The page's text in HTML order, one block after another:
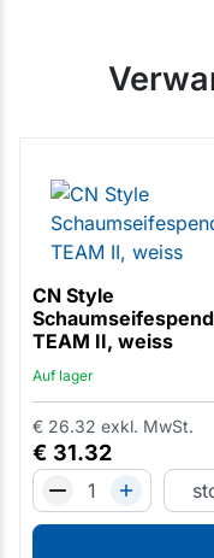
CN Style
TEAM II, weiss
Auf lager
€ 31.32
€ 26.32 exkl. MwSt.